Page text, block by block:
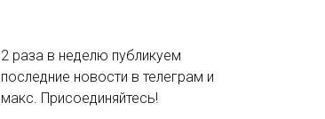
2 раза в неделю публикуем
последние новости в телеграм и
макс. Присоединяйтесь!